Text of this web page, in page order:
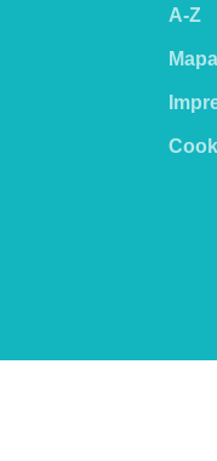
A-Z